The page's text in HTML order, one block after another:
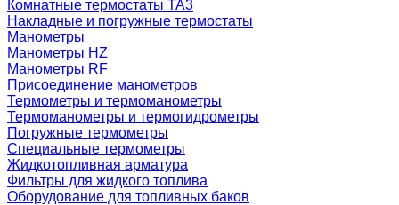
Комнатные термостаты TA3
Накладные и погружные термостаты
Манометры
Манометры HZ
Манометры RF
Присоединение манометров
Термометры и термоманометры
Термоманометры и термогидрометры
Погружные термометры
Специальные термометры
Жидкотопливная арматура
Фильтры для жидкого топлива
Оборудование для топливных баков